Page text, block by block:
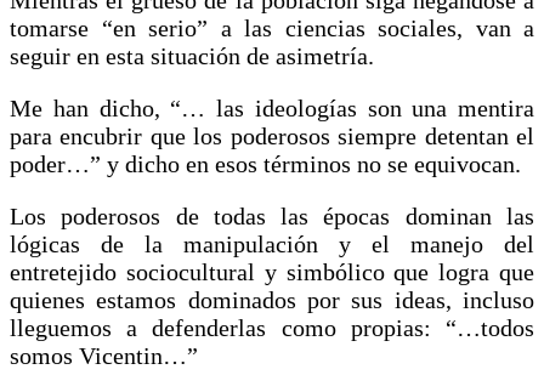
tomarse “en serio” a las ciencias sociales, van a
seguir en esta situación de asimetría.
Me han dicho, “… las ideologías son una mentira
para encubrir que los poderosos siempre detentan el
poder…” y dicho en esos términos no se equivocan.
Los poderosos de todas las épocas dominan las
lógicas de la manipulación y el manejo del
entretejido sociocultural y simbólico que logra que
quienes estamos dominados por sus ideas, incluso
lleguemos a defenderlas como propias: “…todos
somos Vicentin…”